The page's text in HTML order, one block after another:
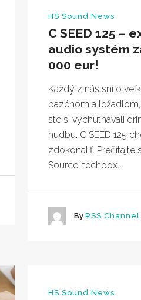
HS Sound News
C SEED 125 –
audio systém
000 eur!
Každý z nás sní o
bazénom a
ste si vychutnávali
hudbu. C SEED 125
zdokonaliť. Prečítajte
Source: techbox...
By RSS Channel
HS Sound News